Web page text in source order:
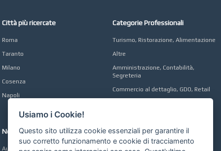
Città più ricercate
Roma
Taranto
Milano
Cosenza
Napoli
Categorie Professionali
Turismo, Ristorazione, Alimentazione
Altre
Amministrazione, Contabilità,
Segreteria
Commercio al dettaglio, GDO, Retail
Network
Automobili Online
Usiamo i Cookie!
Questo sito utilizza cookie essenziali per garantire il
suo corretto funzionamento e cookie di tracciamento